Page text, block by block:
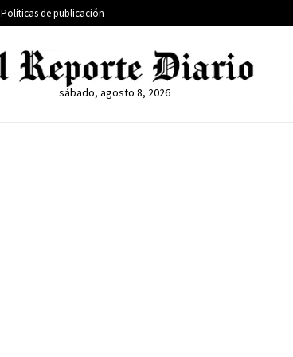
Políticas de publicación
sábado, agosto 8, 2026